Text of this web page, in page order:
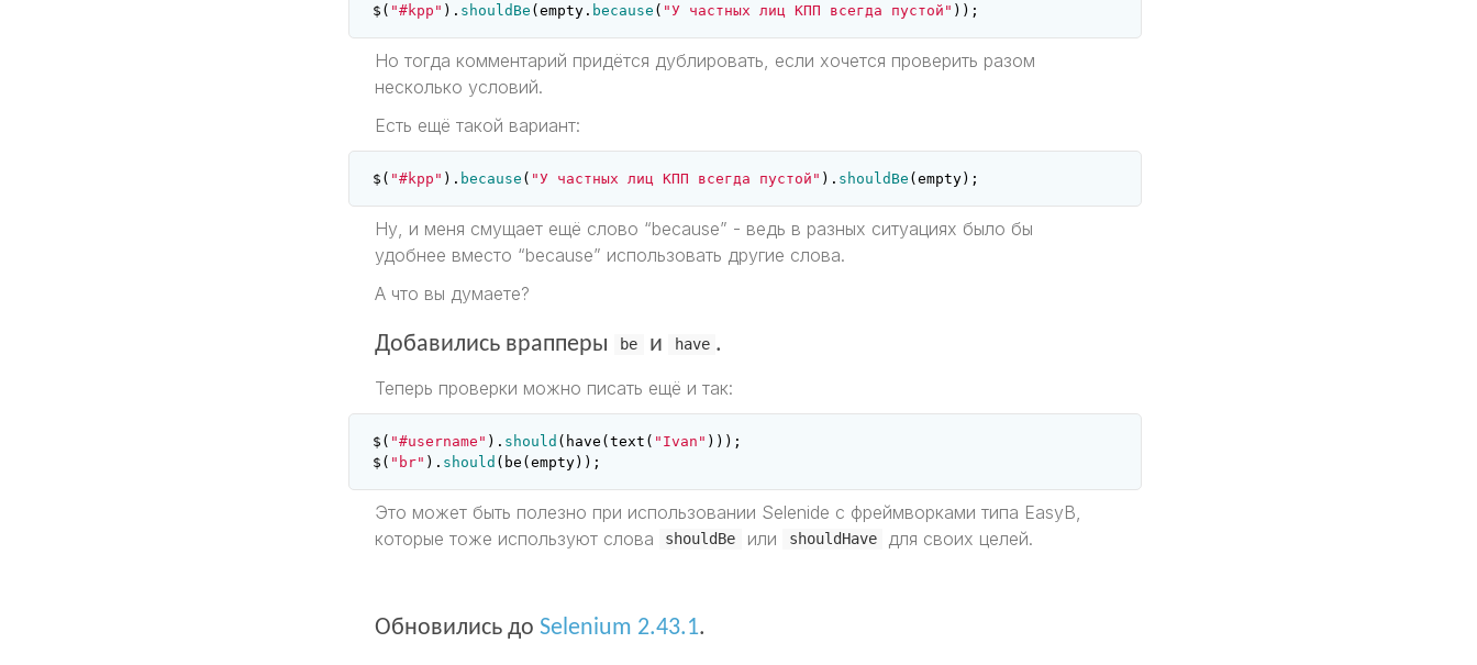
$ ( "#kpp" ). shouldBe ( empty. because ( "У частных лиц КПП всегда пустой" ));
Но тогда комментарий придётся дублировать, если хочется проверить разом
несколько условий.
Есть ещё такой вариант:
$ ( "#kpp" ). because ( "У частных лиц КПП всегда пустой" ). shouldBe ( empty);
Ну, и меня смущает ещё слово “because” - ведь в разных ситуациях было бы
удобнее вместо “because” использовать другие слова.
А что вы думаете?
Добавились врапперы be и have .
Теперь проверки можно писать ещё и так:
$ ( "#username" ). should ( have ( text ( "Ivan" )));
$ ( "br" ). should ( be ( empty));
Это может быть полезно при использовании Selenide с фреймворками типа EasyB,
которые тоже используют слова
shouldBe или shouldHave для своих целей.
Обновились до Selenium 2.43.1.